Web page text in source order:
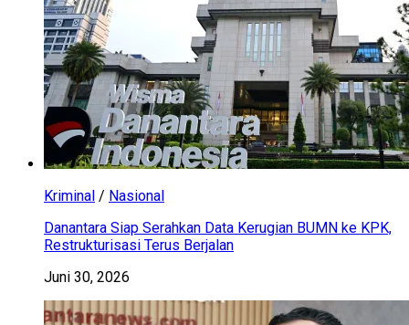
Kriminal / Nasional
Danantara Siap Serahkan Data Kerugian BUMN ke KPK,
Restrukturisasi Terus Berjalan
Juni 30, 2026